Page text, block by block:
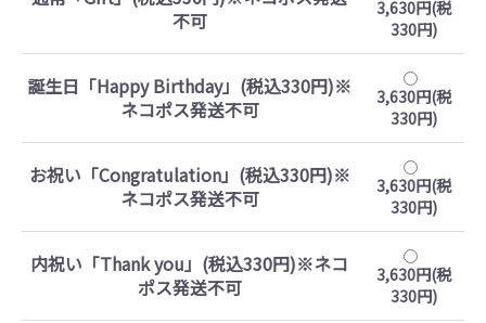
不可
3,630円(税
330円)
誕生日「Happy Birthday」(税込330円)※
ネコポス発送不可
3,630円(税
330円)
お祝い「Congratulation」(税込330円)※
ネコポス発送不可
3,630円(税
330円)
内祝い「Thank you」(税込330円)※ネコ
ポス発送不可
3,630円(税
330円)